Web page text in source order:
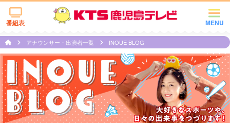
MENU
番組表
アナウンサー・出演者一覧 INOUE BLOG